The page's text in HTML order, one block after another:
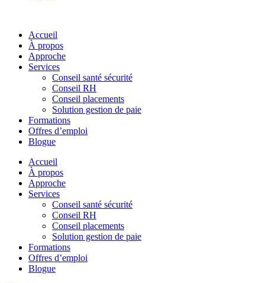
Accueil
À propos
Approche
Services
Conseil santé sécurité
Conseil RH
Conseil placements
Solution gestion de paie
Formations
Offres d’emploi
Blogue
Accueil
À propos
Approche
Services
Conseil santé sécurité
Conseil RH
Conseil placements
Solution gestion de paie
Formations
Offres d’emploi
Blogue